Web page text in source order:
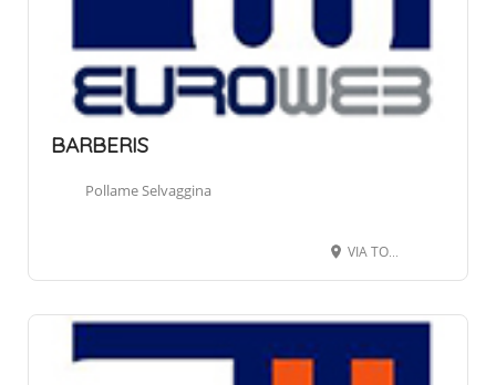
BARBERIS
Pollame Selvaggina
VIA TORINO 301, 12063 DOGLIANI CN